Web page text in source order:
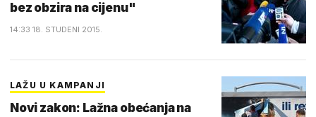
bez obzira na cijenu"
14:33 18. STUDENI 2015.
LAŽU U KAMPANJI
Novi zakon: Lažna obećanja na